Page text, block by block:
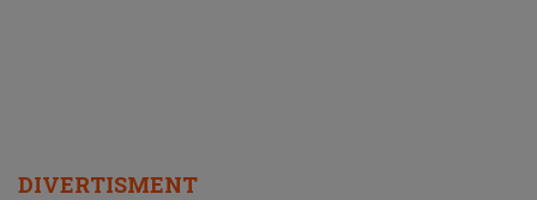
DIVERTISMENT